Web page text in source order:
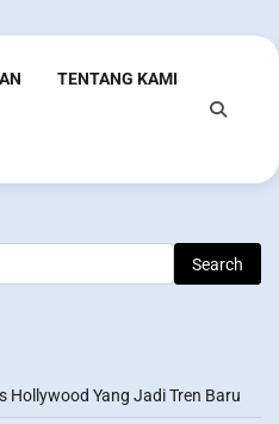
TENTANG KAMI
Hollywood Yang Jadi Tren Baru